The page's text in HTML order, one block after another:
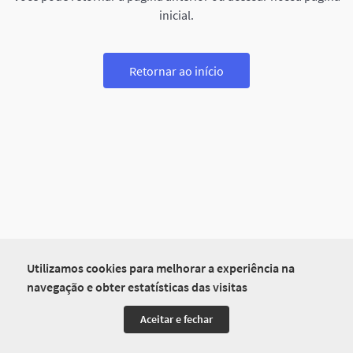
Utilizamos cookies para melhorar a experiência na
navegação e obter estatísticas das visitas
Aceitar e fechar
inicial.
Retornar ao início